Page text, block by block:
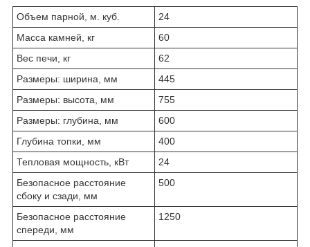
Объем парной, м. куб.
24
Масса камней, кг
60
Вес печи, кг
62
Размеры: ширина, мм
445
Размеры: высота, мм
755
Размеры: глубина, мм
600
Глубина топки, мм
400
Тепловая мощность, кВт
24
Безопасное расстояние
сбоку и сзади, мм
500
Безопасное расстояние
спереди, мм
1250